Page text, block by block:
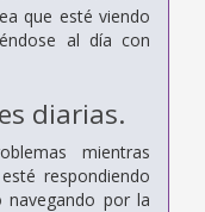
que esté viendo
al día con
diarias.
mientras
respondiendo
navegando por la